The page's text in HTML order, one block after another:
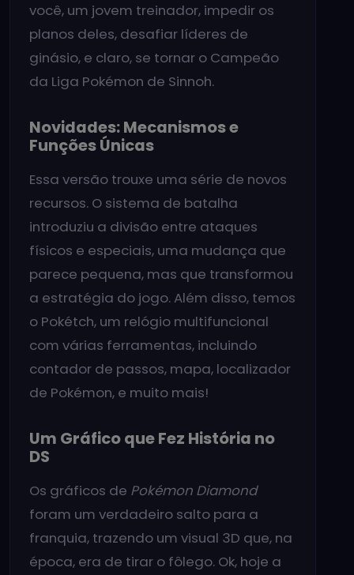
você, um jovem treinador, impedir os
planos deles, desafiar líderes de
ginásio, e claro, se tornar o Campeão
da Liga Pokémon de Sinnoh.
Novidades: Mecanismos e
Funções Únicas
Essa versão trouxe uma série de novos
recursos. O sistema de batalha
introduziu a divisão entre ataques
físicos e especiais, uma mudança que
parece pequena, mas que transformou
a estratégia do jogo. Além disso, temos
o Pokétch, um relógio multifuncional
com várias ferramentas, incluindo
contador de passos, mapa, localizador
de Pokémon, e muito mais!
Um Gráfico que Fez História no
DS
Os gráficos de Pokémon Diamond
foram um verdadeiro salto para a
franquia, trazendo um visual 3D que, na
época, era de tirar o fôlego. Ok, hoje a